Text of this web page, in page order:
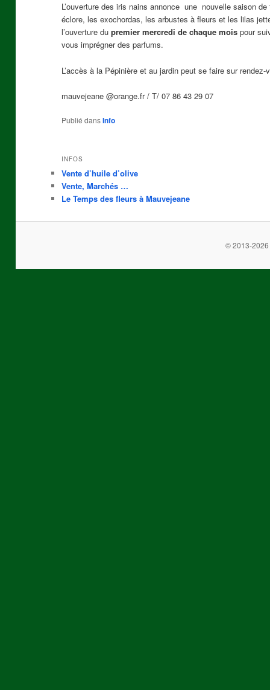
L’ouverture des iris nains annonce une nouvelle saison
éclore, les exochordas, les arbustes à fleurs et les lilas
l’ouverture du premier mercredi de chaque mois pour
vous imprégner des parfums.
L’accès à la Pépinière et au jardin peut se faire sur
mauvejeane @orange.fr / T/ 07 86 43 29 07
Publié dansInfo
INFOS
Vente d’huile d’olive
Vente, Marchés …
Le Temps des fleurs à Mauvejeane
© 2013-